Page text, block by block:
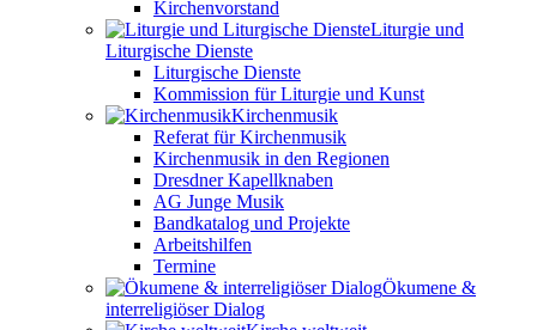
Kirchenvorstand
Liturgie und
Liturgische Dienste
Liturgische Dienste
Kommission für Liturgie und Kunst
Kirchenmusik
Referat für Kirchenmusik
Kirchenmusik in den Regionen
Dresdner Kapellknaben
AG Junge Musik
Bandkatalog und Projekte
Arbeitshilfen
Termine
Ökumene &
interreligiöser Dialog